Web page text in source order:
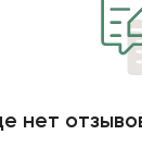
нет